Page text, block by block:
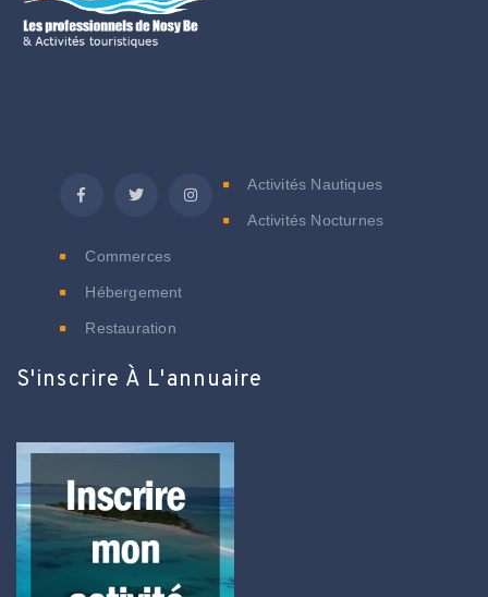
Activités Nautiques
Activités Nocturnes
Commerces
Hébergement
Restauration
S'inscrire À L'annuaire